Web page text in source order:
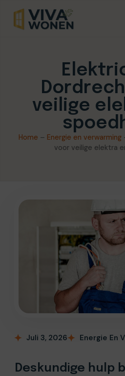
veilige
Home – Energie en verwarming
voor veilige elektra
Juli 3, 2026 Energie En
Deskundige hulp